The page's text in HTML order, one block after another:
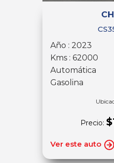
Año : 2023
Kms : 62000
Automática
Gasolina
Precio:
Ver este auto